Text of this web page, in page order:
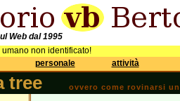
Web dal 1995
non identificato!
personale attività
tree ovvero come rovinarsi